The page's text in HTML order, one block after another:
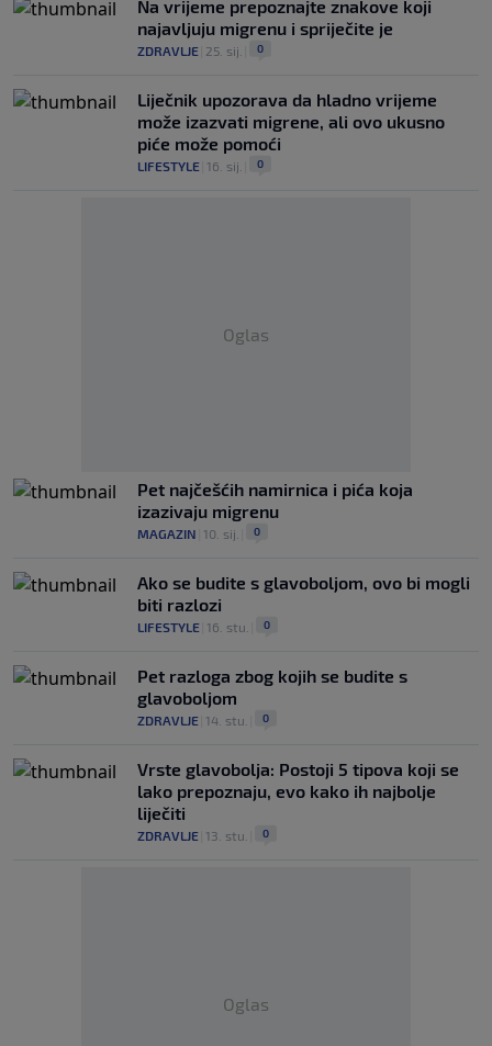
Na vrijeme prepoznajte znakove koji
najavljuju migrenu i spriječite je
ZDRAVLJE 25. sij. 0
Liječnik upozorava da hladno vrijeme
može izazvati migrene, ali ovo ukusno
piće može pomoći
LIFESTYLE 16. sij. 0
Oglas
Pet najčešćih namirnica i pića koja
izazivaju migrenu
MAGAZIN 10. sij. 0
Ako se budite s glavoboljom, ovo bi mogli
biti razlozi
LIFESTYLE 16. stu. 0
Pet razloga zbog kojih se budite s
glavoboljom
ZDRAVLJE 14. stu. 0
Vrste glavobolja: Postoji 5 tipova koji se
lako prepoznaju, evo kako ih najbolje
liječiti
ZDRAVLJE 13. stu. 0
Oglas